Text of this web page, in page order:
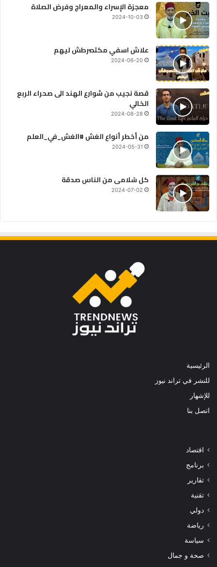
معجزة الإسراء والمعراج وفرض الصلاة
2024-10-03
علاش اسفي مكتصرطش ليهم
2024-06-20
قصة نجيب من شوارع الهند الى صحراء الربع
الخالي
2024-08-28
من أخطر أنواع الغش #الغش_في_العلم
2024-05-31
كل سُلامى من الناس صدقة
2024-07-02
الرئيسية
للنشر في تراند نيوز
للإشهار
اتصل بنا
اقتصاد
برنامج
تقارير
تقنية
دولي
رياضة
سياسة
صحة و جمال